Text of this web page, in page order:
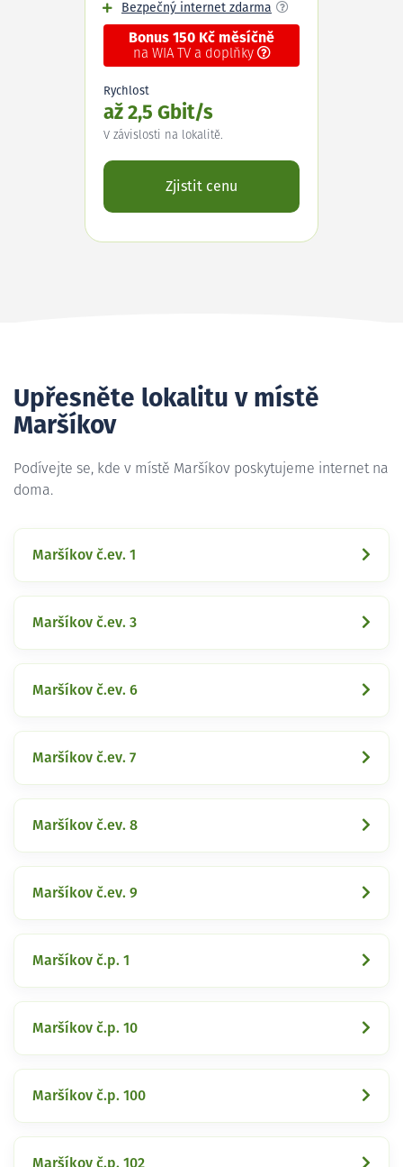
Bezpečný internet zdarma
Bonus 150 Kč měsíčně
na WIA TV a doplňky
Rychlost
až 2,5 Gbit/s
V závislosti na lokalitě.
Zjistit cenu
Upřesněte lokalitu v místě
Maršíkov
Podívejte se, kde v místě Maršíkov poskytujeme internet na
doma.
Maršíkov č.ev. 1
Maršíkov č.ev. 3
Maršíkov č.ev. 6
Maršíkov č.ev. 7
Maršíkov č.ev. 8
Maršíkov č.ev. 9
Maršíkov č.p. 1
Maršíkov č.p. 10
Maršíkov č.p. 100
Maršíkov č.p. 102